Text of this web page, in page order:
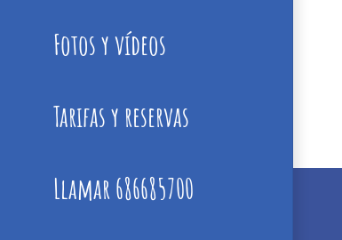
Fotos y vídeos
Tarifas y reservas
Llamar 686685700